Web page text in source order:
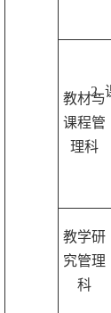
教材与
课程管
理科
2.
教学研
究管理
科